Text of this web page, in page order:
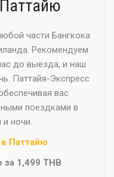
части Бангкока
Рекомендуем
до выезда, и наш
Паттайя-Экспресс
вас
поездками в
ночи.
Паттайю
за 1,499 THB